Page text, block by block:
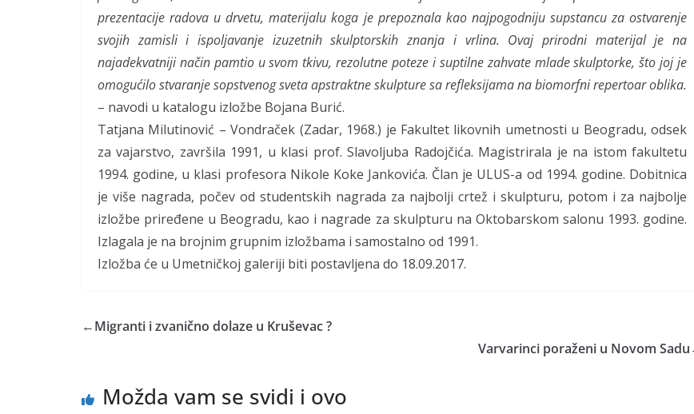
prezentacije radova u drvetu, materijalu koga je prepoznala kao najpogodniju supstancu za ostvarenje
svojih zamisli i ispoljavanje izuzetnih skulptorskih znanja i vrlina. Ovaj prirodni materijal je na
najadekvatniji način pamtio u svom tkivu, rezolutne poteze i suptilne zahvate mlade skulptorke, što joj je
omogućilo stvaranje sopstvenog sveta apstraktne skulpture sa refleksijama na biomorfni repertoar oblika.
– navodi u katalogu izložbe Bojana Burić.
Tatjana Milutinović – Vondraček (Zadar, 1968.) je Fakultet likovnih umetnosti u Beogradu, odsek
za vajarstvo, završila 1991, u klasi prof. Slavoljuba Radojčića. Magistrirala je na istom fakultetu
1994. godine, u klasi profesora Nikole Koke Jankovića. Član je ULUS-a od 1994. godine. Dobitnica
je više nagrada, počev od studentskih nagrada za najbolji crtež i skulpturu, potom i za najbolje
izložbe priređene u Beogradu, kao i nagrade za skulpturu na Oktobarskom salonu 1993. godine.
Izlagala je na brojnim grupnim izložbama i samostalno od 1991.
Izložba će u Umetničkoj galeriji biti postavljena do 18.09.2017.
←Migranti i zvanično dolaze u Kruševac ?
Varvarinci poraženi u Novom Sadu
Možda vam se svidi i ovo